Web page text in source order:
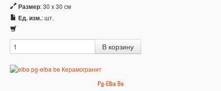
Размер: 30 x 30 см
Ед. изм.: шт.
Pg-Elba Be